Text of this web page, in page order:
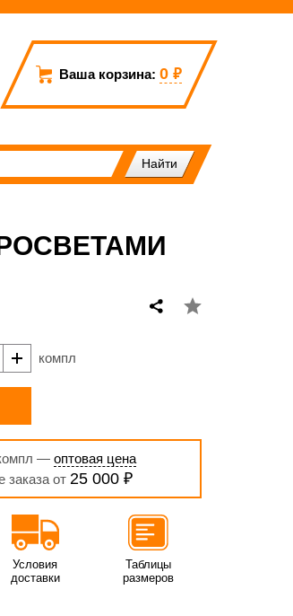
Ваша корзина: 0 ₽
компл
— оптовая цена
заказа от 25 000 ₽
Условия
доставки
Таблицы
размеров